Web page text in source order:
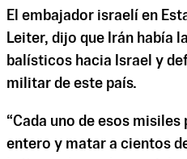
El embajador israelí en
Leiter, dijo que Irán había
balísticos hacia Israel y
militar de este país.
“Cada uno de esos
entero y matar a cientos